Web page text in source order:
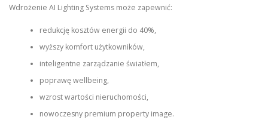
Wdrożenie AI Lighting Systems może zapewnić:
redukcję kosztów energii do 40%,
wyższy komfort użytkowników,
inteligentne zarządzanie światłem,
poprawę wellbeing,
wzrost wartości nieruchomości,
nowoczesny premium property image.